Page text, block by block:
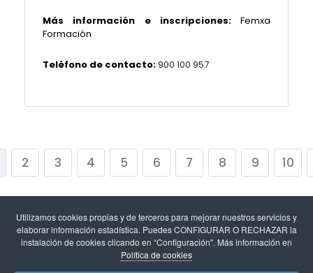
Utilizamos cookies propias y de terceros para mejorar nuestros servicios y
elaborar información estadística. Puedes CONFIGURAR O RECHAZAR la
instalación de cookies clicando en “Configuración". Más información en
Política de cookies
Más información e inscripciones:Femxa
Formación
Teléfono de contacto:900 100 957
2 3 4 5 6 7 8 9 10